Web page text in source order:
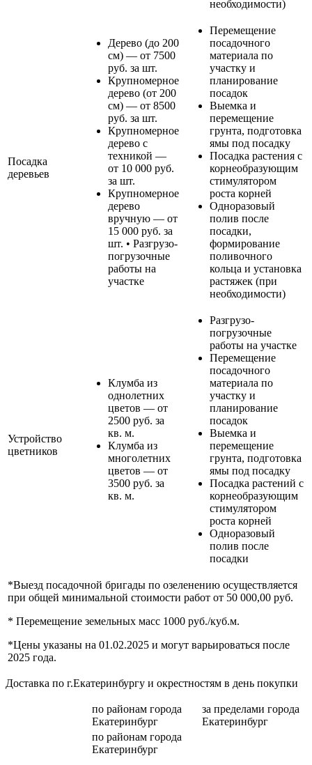
необходимости)
Посадка
деревьев
Дерево (до 200
см) — от 7500
руб. за шт.
Крупномерное
дерево (от 200
см) — от 8500
руб. за шт.
Крупномерное
дерево с
техникой —
от 10 000 руб.
за шт.
Крупномерное
дерево
вручную — от
15 000 руб. за
шт. • Разгрузо-
погрузочные
работы на
участке
Перемещение
посадочного
материала по
участку и
планирование
посадок
Выемка и
перемещение
грунта, подготовка
ямы под посадку
Посадка растения с
корнеобразующим
стимулятором
роста корней
Одноразовый
полив после
посадки,
формирование
поливочного
кольца и установка
растяжек (при
необходимости)
Устройство
цветников
Клумба из
однолетних
цветов — от
2500 руб. за
кв. м.
Клумба из
многолетних
цветов — от
3500 руб. за
кв. м.
Разгрузо-
погрузочные
работы на участке
Перемещение
посадочного
материала по
участку и
планирование
посадок
Выемка и
перемещение
грунта, подготовка
ямы под посадку
Посадка растений с
корнеобразующим
стимулятором
роста корней
Одноразовый
полив после
посадки
*Выезд посадочной бригады по озеленению осуществляется
при общей минимальной стоимости работ от 50 000,00 руб.
* Перемещение земельных масс 1000 руб./куб.м.
*Цены указаны на 01.02.2025 и могут варьироваться после
2025 года.
Доставка по г.Екатеринбургу и окрестностям в день покупки
по районам города
Екатеринбург
за пределами города
Екатеринбург
по районам города
Екатеринбург